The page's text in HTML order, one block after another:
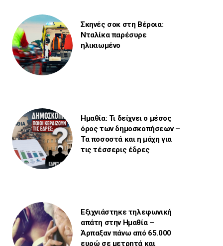
Σκηνές σοκ στη Βέροια:
Νταλίκα παρέσυρε
ηλικιωμένο
Ημαθία: Τι δείχνει ο μέσος
όρος των δημοσκοπήσεων –
Τα ποσοστά και η μάχη για
τις τέσσερις έδρες
Εξιχνιάστηκε τηλεφωνική
απάτη στην Ημαθία –
Άρπαξαν πάνω από 65.000
ευρώ σε μετρητά και